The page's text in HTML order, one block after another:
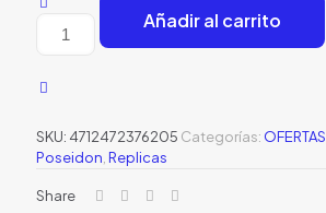
$230.990.
No.3
Airsoft
POSEIDON
cantidad
Añadir al carrito
SKU: 4712472376205 Categorías: OFERTAS
Poseidon Replicas
Share